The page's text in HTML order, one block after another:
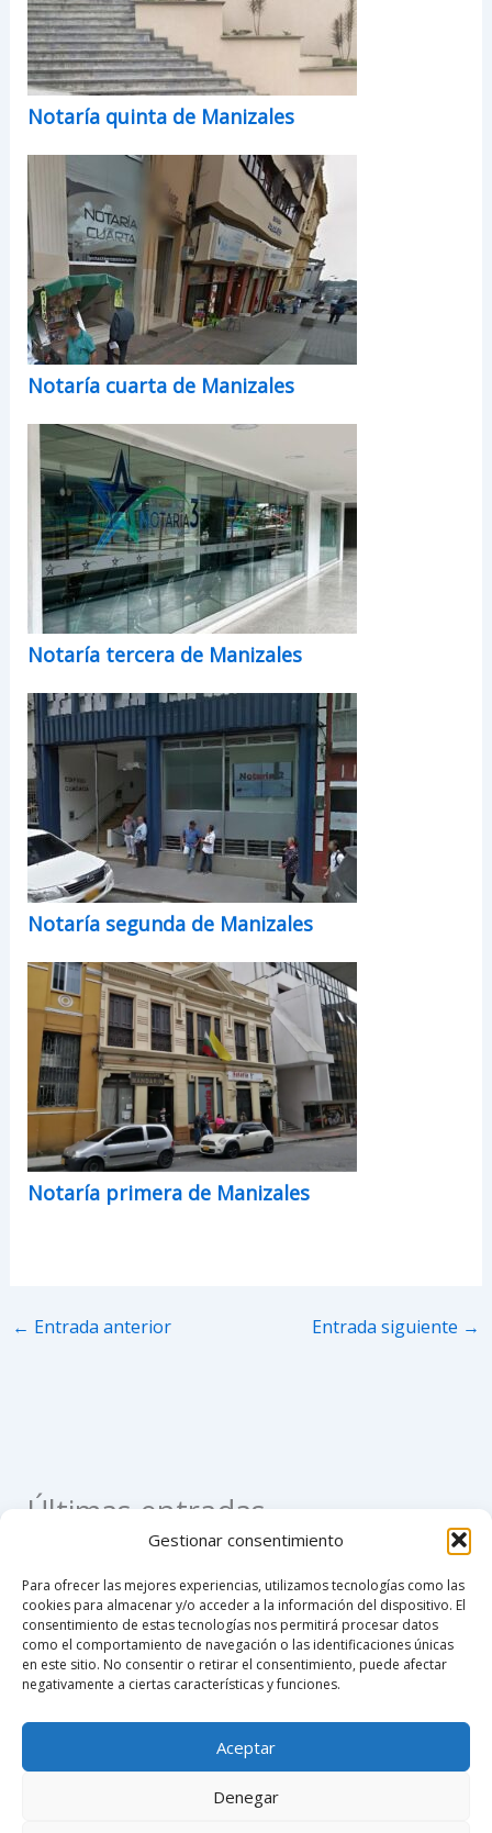
Gestionar consentimiento
Para ofrecer las mejores experiencias, utilizamos tecnologías como las
cookies para almacenar y/o acceder a la información del dispositivo. El
consentimiento de estas tecnologías nos permitirá procesar datos
como el comportamiento de navegación o las identificaciones únicas
en este sitio. No consentir o retirar el consentimiento, puede afectar
negativamente a ciertas características y funciones.
Aceptar
Denegar
Notaría quinta de Manizales
Notaría cuarta de Manizales
Notaría tercera de Manizales
Notaría segunda de Manizales
Notaría primera de Manizales
← Entrada anterior Entrada siguiente →
Últimas entradas
Como apostillar un registro civil de nacimiento en
Colombia
Como hacer un poder notarial
Custodia compartida en Colombia 2026
Notaría 76 de Bogotá
Notarías de turno mañana sábado en Bogotá 2025